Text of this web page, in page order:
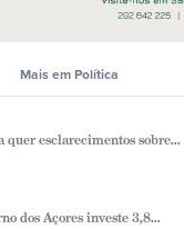
Mais em Polí­tica
quer esclarecimentos sobre...
dos Açores investe 3,8...